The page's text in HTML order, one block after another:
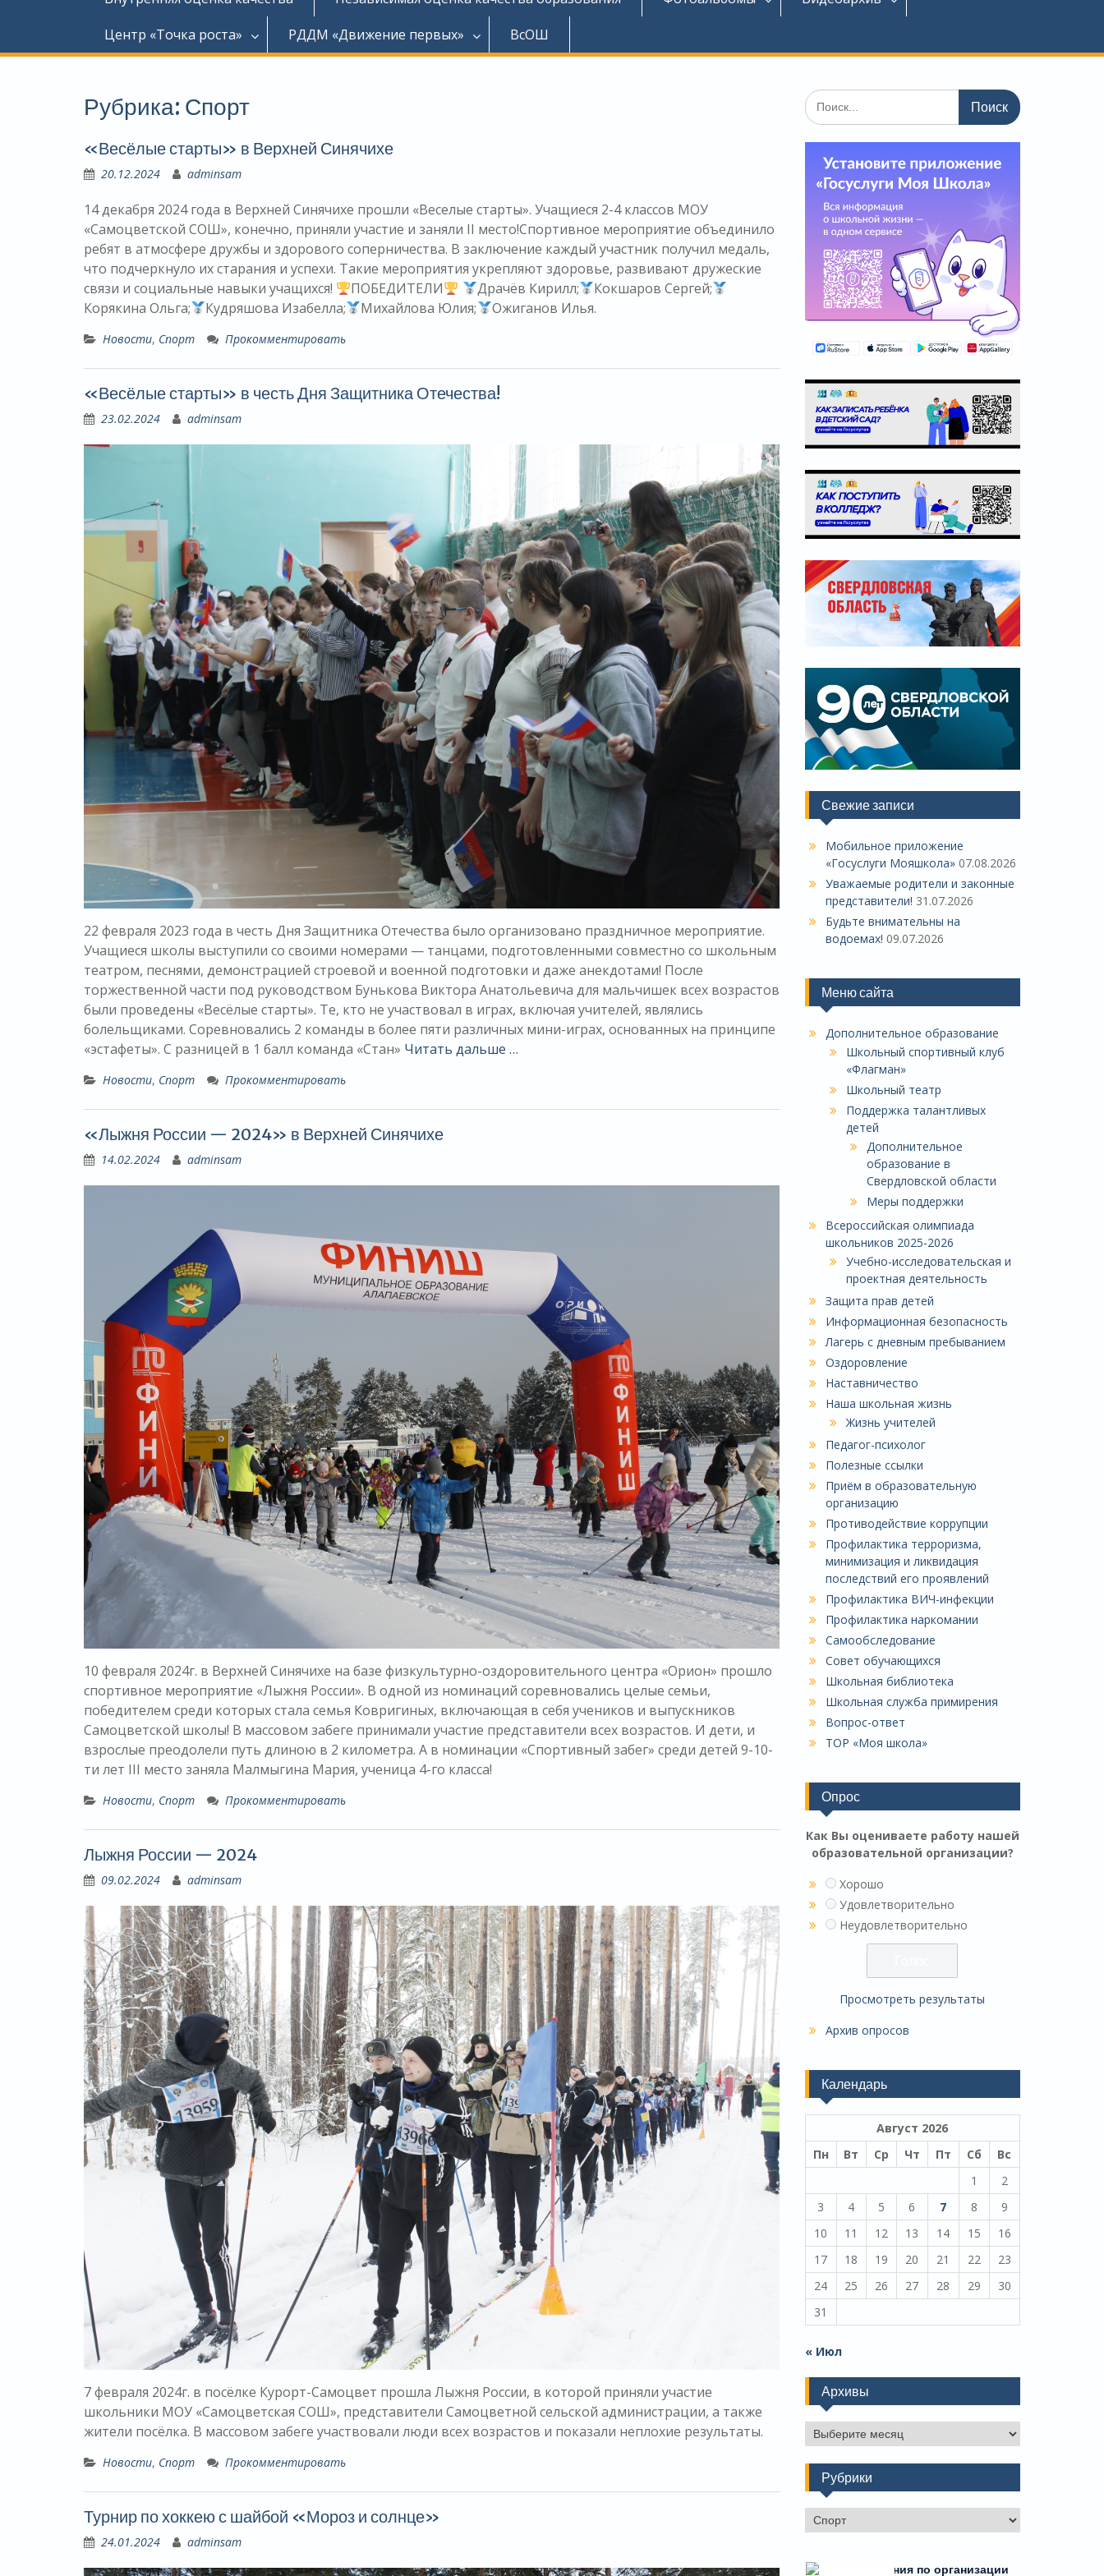
Центр «Точка роста»
РДДМ «Движение первых» ВсОШ
Рубрика: Спорт
«Весёлые старты» в Верхней Синячихе
20.12.2024 adminsam
14 декабря 2024 года в Верхней Синячихе прошли «Веселые старты». Учащиеся 2-4 классов МОУ
«Самоцветской СОШ», конечно, приняли участие и заняли II место!Спортивное мероприятие объединило
ребят в атмосфере дружбы и здорового соперничества. В заключение каждый участник получил медаль,
что подчеркнуло их старания и успехи. Такие мероприятия укрепляют здоровье, развивают дружеские
связи и социальные навыки учащихся!
ПОБЕДИТЕЛИ Драчёв Кирилл;
Кокшаров Сергей;
Корякина Ольга;
Кудряшова Изабелла; Михайлова Юлия; Ожиганов Илья.
Новости, Спорт Прокомментировать
«Весёлые старты» в честь Дня Защитника Отечества!
23.02.2024 adminsam
22 февраля 2023 года в честь Дня Защитника Отечества было организовано праздничное мероприятие.
Учащиеся школы выступили со своими номерами — танцами, подготовленными совместно со школьным
театром, песнями, демонстрацией строевой и военной подготовки и даже анекдотами! После
торжественной части под руководством Бунькова Виктора Анатольевича для мальчишек всех возрастов
были проведены «Весёлые старты». Те, кто не участвовал в играх, включая учителей, являлись
болельщиками. Соревновались 2 команды в более пяти различных мини-играх, основанных на принципе
«эстафеты». С разницей в 1 балл команда «Стан» Читать дальше …
Новости, Спорт Прокомментировать
«Лыжня России — 2024» в Верхней Синячихе
14.02.2024 adminsam
10 февраля 2024г. в Верхней Синячихе на базе физкультурно-оздоровительного центра «Орион» прошло
спортивное мероприятие «Лыжня России». В одной из номинаций соревновались целые семьи,
победителем среди которых стала семья Ковригиных, включающая в себя учеников и выпускников
Самоцветской школы! В массовом забеге принимали участие представители всех возрастов. И дети, и
взрослые преодолели путь длиною в 2 километра. А в номинации «Спортивный забег» среди детей 9-10-
ти лет III место заняла Малмыгина Мария, ученица 4-го класса!
Новости, Спорт Прокомментировать
Лыжня России — 2024
09.02.2024 adminsam
7 февраля 2024г. в посёлке Курорт-Самоцвет прошла Лыжня России, в которой приняли участие
школьники МОУ «Самоцветская СОШ», представители Самоцветной сельской администрации, а также
жители посёлка. В массовом забеге участвовали люди всех возрастов и показали неплохие результаты.
Новости, Спорт Прокомментировать
Турнир по хоккею с шайбой «Мороз и солнце»
24.01.2024 adminsam
Поиск
по:
Свежие записи
Мобильное приложение
«Госуслуги Мояшкола» 07.08.2026
Уважаемые родители и законные
представители! 31.07.2026
Будьте внимательны на
водоемах! 09.07.2026
Меню сайта
Дополнительное образование
Школьный спортивный клуб
«Флагман»
Школьный театр
Поддержка талантливых
детей
Дополнительное
образование в
Свердловской области
Меры поддержки
Всероссийская олимпиада
школьников 2025-2026
Учебно-исследовательская и
проектная деятельность
Защита прав детей
Информационная безопасность
Лагерь с дневным пребыванием
Оздоровление
Наставничество
Наша школьная жизнь
Жизнь учителей
Педагог-психолог
Полезные ссылки
Приём в образовательную
организацию
Противодействие коррупции
Профилактика терроризма,
минимизация и ликвидация
последствий его проявлений
Профилактика ВИЧ-инфекции
Профилактика наркомании
Самообследование
Совет обучающихся
Школьная библиотека
Школьная служба примирения
Вопрос-ответ
ТОР «Моя школа»
Опрос
Как Вы оцениваете работу нашей
образовательной организации?
Хорошо
Удовлетворительно
Неудовлетворительно
Просмотреть результаты
Архив опросов
Календарь
Август 2026
Пн
Вт Ср Чт Пт Сб
Вс
1
2
3
4 5 6 7 8
9
10
11 12 13 14 15
16
17
18 19 20 21 22
23
24
25 26 27 28 29
30
31
« Июл
Архивы
Архивы
Рубрики
Рубрики
Есть предложения по организации